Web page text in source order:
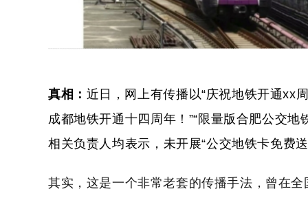
真相 ： 近日，网上有传播以“庆祝地铁开通xx
成都地铁开通十四周年！”“限量版合肥公交
相关负责人均表示，未开展“公交地铁卡免费
其实，这是一个非常老套的传播手法，曾在